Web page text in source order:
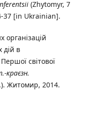
(Zhytomyr, 7
37 [in Ukrainian].
організацій
дій в
світової
краєзн.
Житомир, 2014.